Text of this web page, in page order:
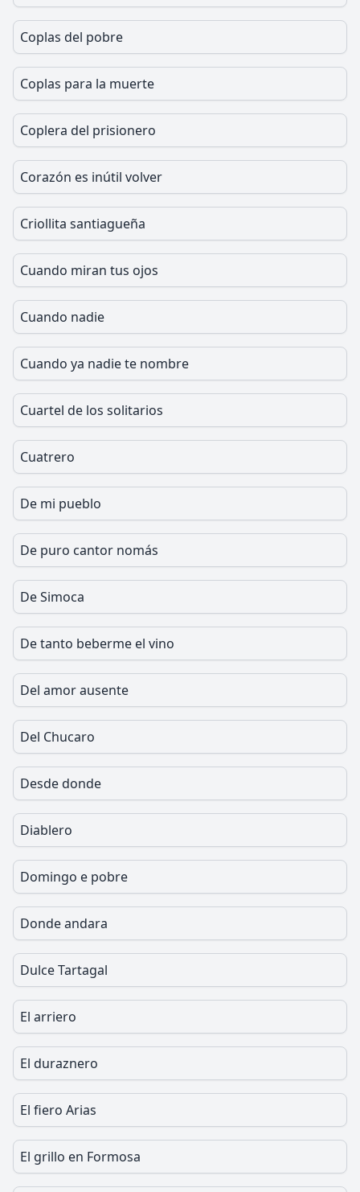
Coplas del pobre
Coplas para la muerte
Coplera del prisionero
Corazón es inútil volver
Criollita santiagueña
Cuando miran tus ojos
Cuando nadie
Cuando ya nadie te nombre
Cuartel de los solitarios
Cuatrero
De mi pueblo
De puro cantor nomás
De Simoca
De tanto beberme el vino
Del amor ausente
Del Chucaro
Desde donde
Diablero
Domingo e pobre
Donde andara
Dulce Tartagal
El arriero
El duraznero
El fiero Arias
El grillo en Formosa